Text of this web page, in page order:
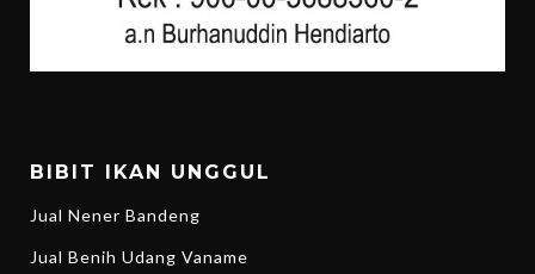
BIBIT IKAN UNGGUL
Jual Nener Bandeng
Jual Benih Udang Vaname